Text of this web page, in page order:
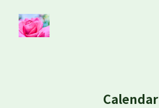
Calendar